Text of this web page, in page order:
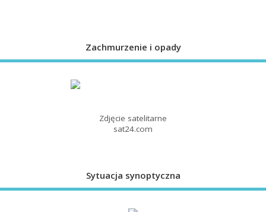
Zachmurzenie i opady
Zdjęcie satelitarne
sat24.com
Sytuacja synoptyczna